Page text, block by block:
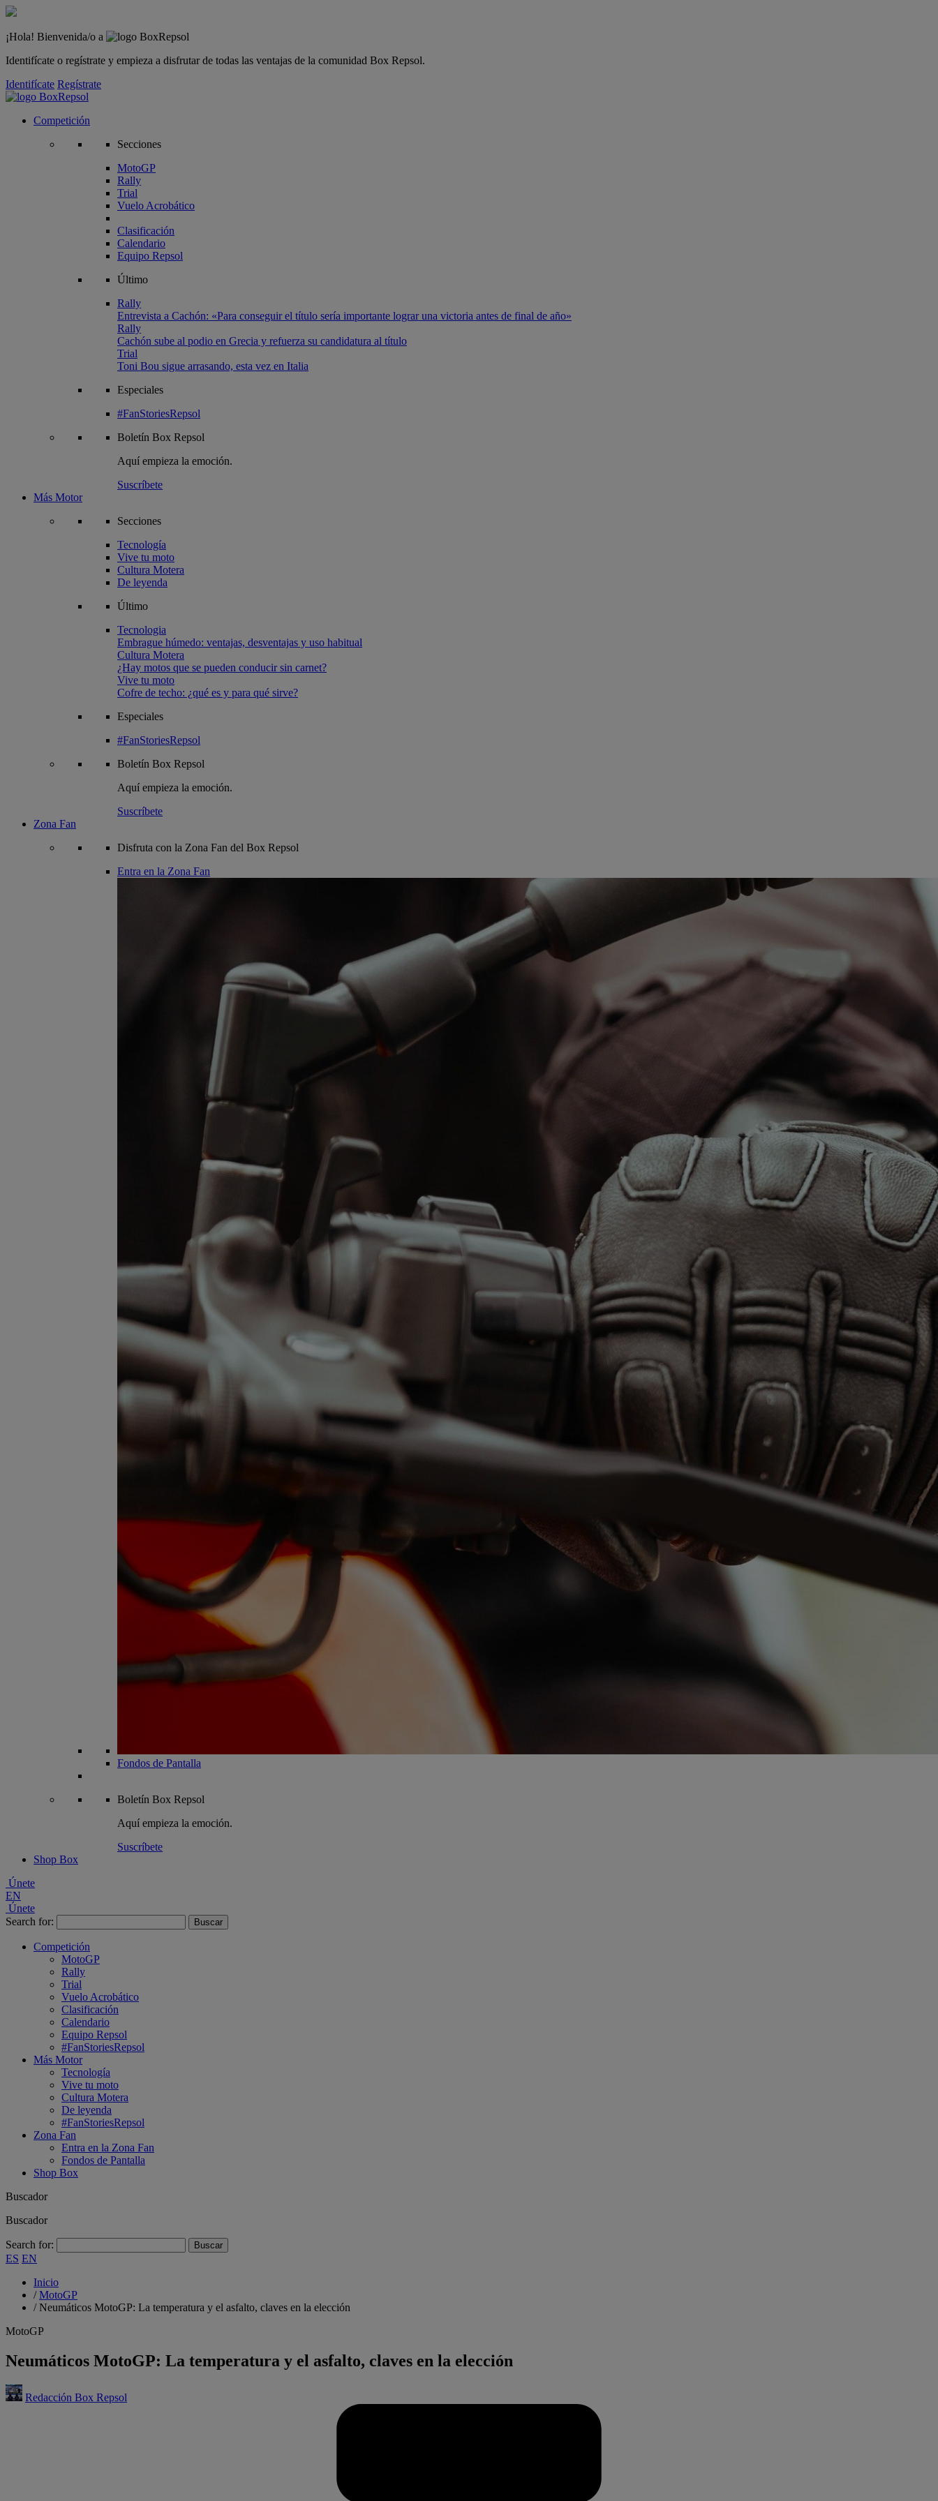
¡Hola! Bienvenida/o a
Identifícate o regístrate y empieza a disfrutar de todas las ventajas de la comunidad Box Repsol.
Identifícate Regístrate
Competición
Secciones
MotoGP
Rally
Trial
Vuelo Acrobático
Clasificación
Calendario
Equipo Repsol
Último
Rally
Entrevista a Cachón: «Para conseguir el título sería importante lograr una victoria antes de final de año»
Rally
Cachón sube al podio en Grecia y refuerza su candidatura al título
Trial
Toni Bou sigue arrasando, esta vez en Italia
Especiales
#FanStoriesRepsol
Boletín Box Repsol
Aquí empieza la emoción.
Suscríbete
Más Motor
Secciones
Tecnología
Vive tu moto
Cultura Motera
De leyenda
Último
Tecnologia
Embrague húmedo: ventajas, desventajas y uso habitual
Cultura Motera
¿Hay motos que se pueden conducir sin carnet?
Vive tu moto
Cofre de techo: ¿qué es y para qué sirve?
Especiales
#FanStoriesRepsol
Boletín Box Repsol
Aquí empieza la emoción.
Suscríbete
Zona Fan
Disfruta con la Zona Fan del Box Repsol
Entra en la Zona Fan
Fondos de Pantalla
Boletín Box Repsol
Aquí empieza la emoción.
Suscríbete
Shop Box
Únete
EN
Únete
Search for:
Competición
MotoGP
Rally
Trial
Vuelo Acrobático
Clasificación
Calendario
Equipo Repsol
#FanStoriesRepsol
Más Motor
Tecnología
Vive tu moto
Cultura Motera
De leyenda
#FanStoriesRepsol
Zona Fan
Entra en la Zona Fan
Fondos de Pantalla
Shop Box
Buscador
Buscador
Search for:
ES EN
Inicio
/MotoGP
/Neumáticos MotoGP: La temperatura y el asfalto, claves en la elección
MotoGP
Neumáticos MotoGP: La temperatura y el asfalto, claves en la elección
Redacción Box Repsol